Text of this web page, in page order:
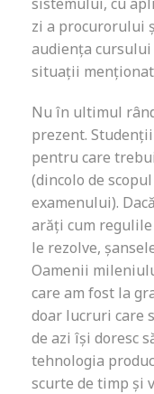
zi a procurorului
audiența
situații
Nu în ultimul
prezent.
pentru care
(dincolo de
examenului).
arăți cum
le rezolve,
Oamenii
care am fost la
doar lucruri care
de azi își doresc
tehnologia
scurte de timp și